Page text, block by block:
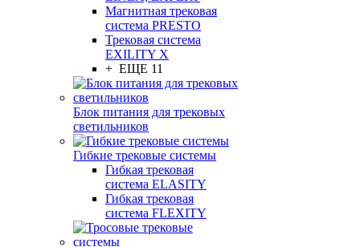
Магнитная трековая
система PRESTO
Трековая система
EXILITY X
+ ЕЩЕ 11
Блок питания для трековых
светильников
Гибкие трековые системы
Гибкая трековая
система ELASITY
Гибкая трековая
система FLEXITY